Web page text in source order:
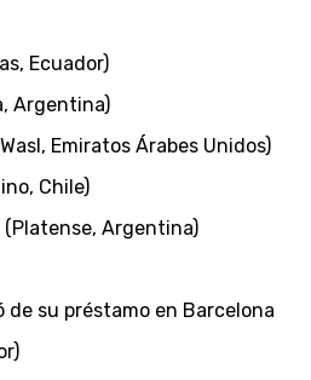
Ecuador)
Argentina)
Emiratos Árabes Unidos)
Chile)
Argentina)
su préstamo en Barcelona